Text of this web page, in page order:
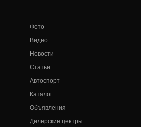
Фото
Видео
Новости
Статьи
Автоспорт
Каталог
Объявления
Дилерские центры